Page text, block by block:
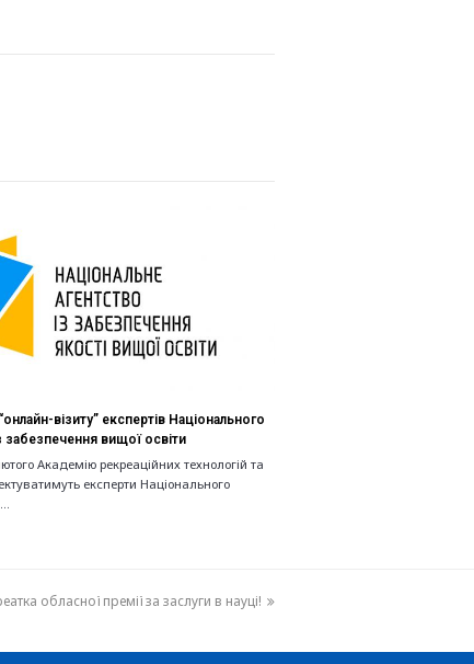
візиту” експертів Національного
забезпечення вищої освіти
Академію рекреаційних технологій та
експерти Національного
обласної премії за заслуги в науці!